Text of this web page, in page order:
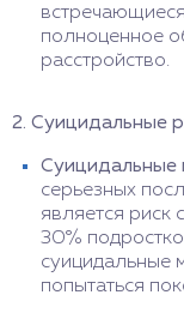
полноценное
расстройство.
2. Суицидальные
Суицидальные
серьезных
является риск
30%
суицидальные
попытаться